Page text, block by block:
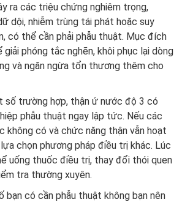
ra các triệu chứng nghiêm trọng,
dội, nhiễm trùng tái phát hoặc suy
có thể cần phải phẫu thuật. Mục đích
phóng tắc nghẽn, khôi phục lại dòng
và ngăn ngừa tổn thương thêm cho
số trường hợp, thận ứ nước độ 3 có
phẫu thuật ngay lập tức. Nếu các
không có và chức năng thận vẫn hoạt
chọn phương pháp điều trị khác. Lúc
uống thuốc điều trị, thay đổi thói quen
tra thường xuyên.
có cần phẫu thuật không bạn nên